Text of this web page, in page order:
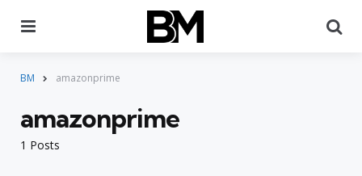
BM amazonprime
1 Posts
amazonprime